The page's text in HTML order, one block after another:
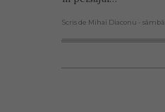
Scris de Mihai Diaconu -